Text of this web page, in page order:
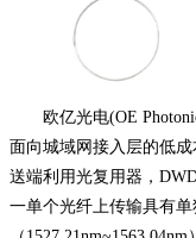
欧亿光电(OE
面向城域网接入层的低
送端利用光复用器，
一单个光纤上传输具有单